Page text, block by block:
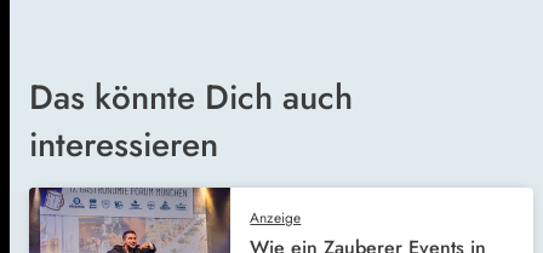
Das könnte Dich auch
interessieren
Anzeige